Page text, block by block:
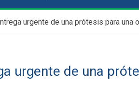
urgente de una prótesis para una
urgente de una